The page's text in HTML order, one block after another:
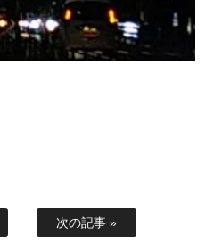
次の記事 »